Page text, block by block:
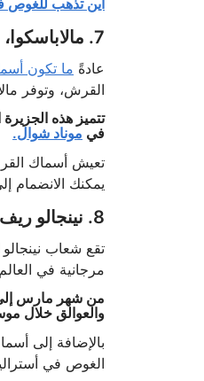
أين تذهب للغوص
7. مالاباسكوا، الفلبين
عادةً ما تكون
القرش، وتوفر
تتميز هذه
في موناد شوال.
تعيش أسماك
يمكنك الانضمام
8. نينجالو ريف، أستراليا
تقع شعاب
مرجانية في
من شهر مارس إلى
والعوالق خلال
بالإضافة إلى
الغوص في